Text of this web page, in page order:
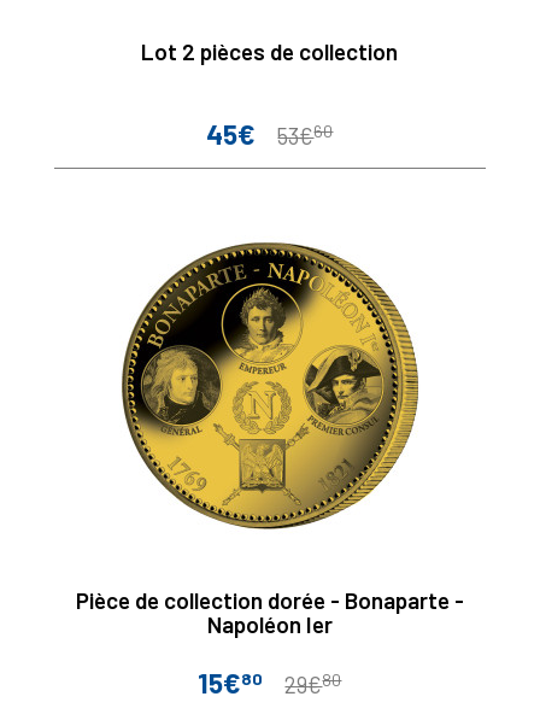
Lot 2 pièces de collection
Prix
45€
Prix
53€60
Pièce de collection dorée - Bonaparte -
Napoléon Ier
Prix
15€80
Prix
29€80